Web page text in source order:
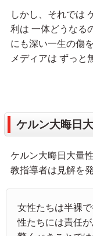
しかし、それでは
利は 一体どうなる
にも深い一生の傷
メディアは ずっと
ケルン大晦日
ケルン大晦日大量
教指導者は見解を発
女性たちは半裸
性たちには責任